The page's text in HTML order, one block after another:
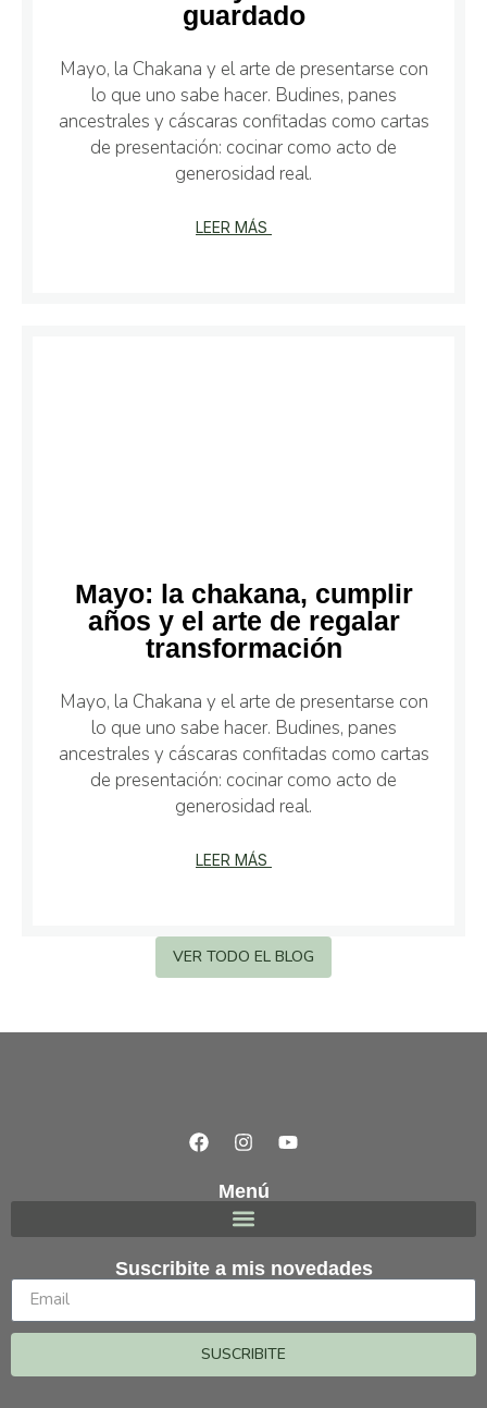
guardado
Mayo, la Chakana y el arte de presentarse con
lo que uno sabe hacer. Budines, panes
ancestrales y cáscaras confitadas como cartas
de presentación: cocinar como acto de
generosidad real.
LEER MÁS
Mayo: la chakana, cumplir
años y el arte de regalar
transformación
Mayo, la Chakana y el arte de presentarse con
lo que uno sabe hacer. Budines, panes
ancestrales y cáscaras confitadas como cartas
de presentación: cocinar como acto de
generosidad real.
LEER MÁS
VER TODO EL BLOG
Menú
Suscribite a mis novedades
SUSCRIBITE